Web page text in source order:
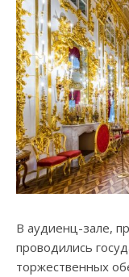
В аудиенц-зале,
проводились
торжественных